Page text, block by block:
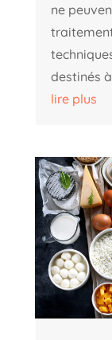
ne
destinés
lire plus